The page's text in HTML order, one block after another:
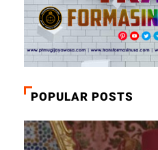
POPULAR POSTS